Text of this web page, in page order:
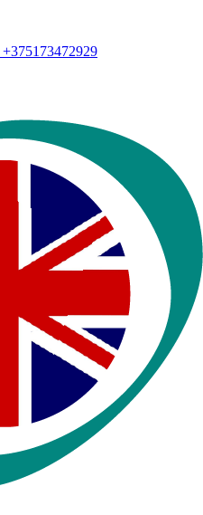
+375173472929